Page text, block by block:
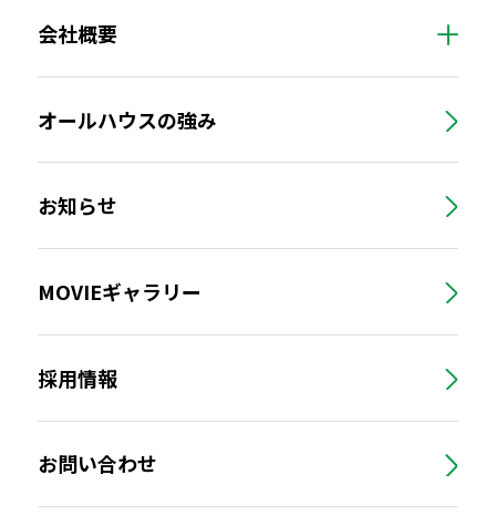
会社概要
オールハウスの強み
お知らせ
MOVIEギャラリー
採用情報
お問い合わせ